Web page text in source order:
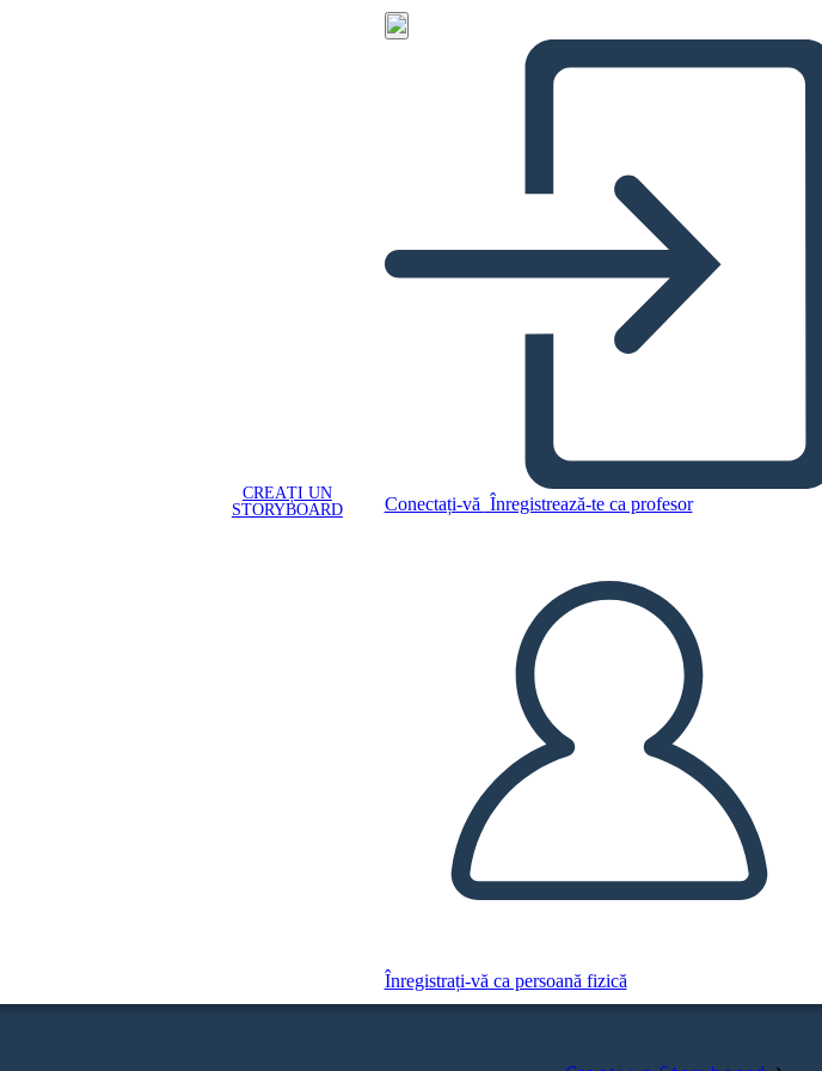
CREAȚI UN
STORYBOARD
Conectați-vă Înregistrează-te ca profesor
Înregistrați-vă ca persoană fizică